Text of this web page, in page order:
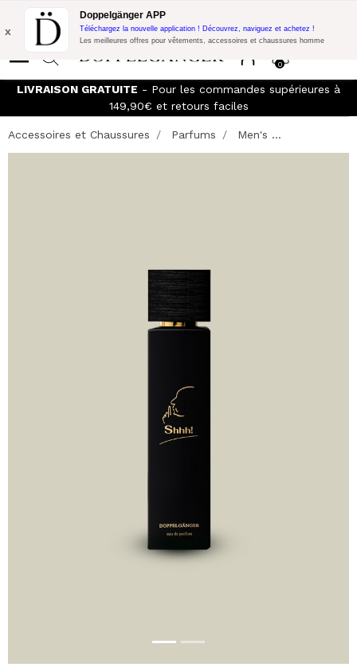
Promo Flash: 10% de réduction supplémentaire sur 300€ d'achat
avec le code:
0
x
Doppelgänger APP
Téléchargez la nouvelle application ! Découvrez, naviguez et achetez !
Les meilleures offres pour vêtements, accessoires et chaussures homme
LIVRAISON GRATUITE - Pour les commandes supérieures à
149,90€ et retours faciles
Accessoires et Chaussures Parfums Men's ...